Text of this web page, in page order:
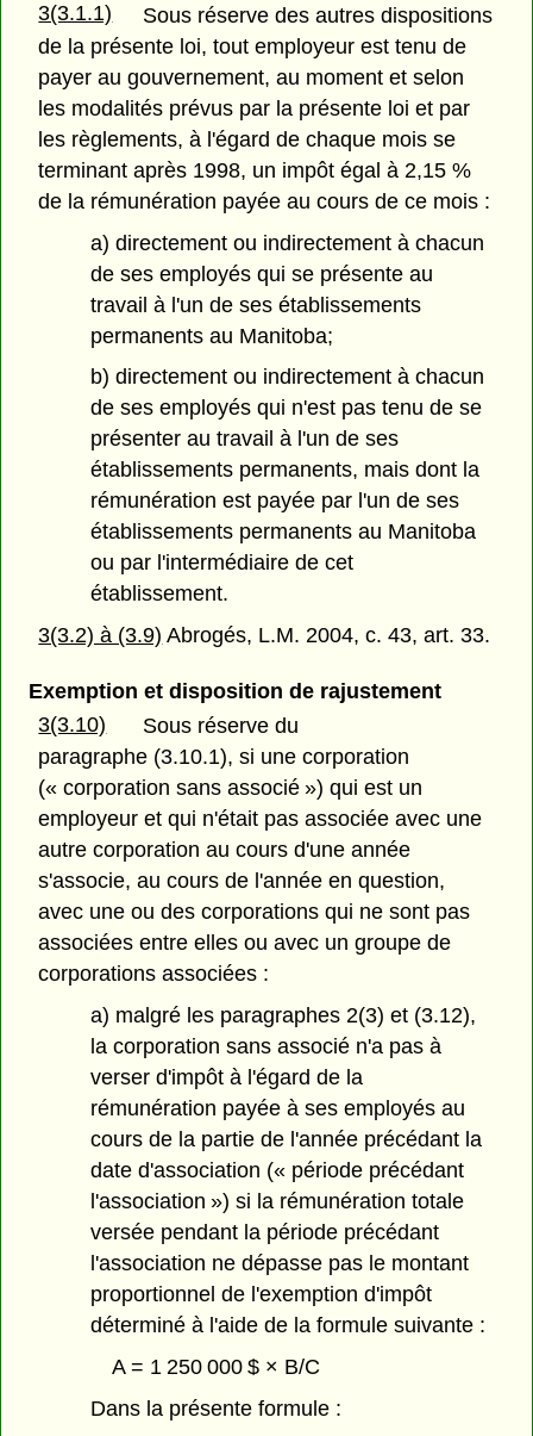
3(3.1.1)
Sous réserve des autres dispositions
de la présente loi, tout employeur est tenu de
payer au gouvernement, au moment et selon
les modalités prévus par la présente loi et par
les règlements, à l'égard de chaque mois se
terminant après 1998, un impôt égal à 2,15 %
de la rémunération payée au cours de ce mois :
a) directement ou indirectement à chacun
de ses employés qui se présente au
travail à l'un de ses établissements
permanents au Manitoba;
b) directement ou indirectement à chacun
de ses employés qui n'est pas tenu de se
présenter au travail à l'un de ses
établissements permanents, mais dont la
rémunération est payée par l'un de ses
établissements permanents au Manitoba
ou par l'intermédiaire de cet
établissement.
3(3.2) à (3.9) Abrogés, L.M. 2004, c. 43, art. 33.
Exemption et disposition de rajustement
3(3.10)
Sous réserve du
paragraphe (3.10.1), si une corporation
(« corporation sans associé ») qui est un
employeur et qui n'était pas associée avec une
autre corporation au cours d'une année
s'associe, au cours de l'année en question,
avec une ou des corporations qui ne sont pas
associées entre elles ou avec un groupe de
corporations associées :
a) malgré les paragraphes 2(3) et (3.12),
la corporation sans associé n'a pas à
verser d'impôt à l'égard de la
rémunération payée à ses employés au
cours de la partie de l'année précédant la
date d'association (« période précédant
l'association ») si la rémunération totale
versée pendant la période précédant
l'association ne dépasse pas le montant
proportionnel de l'exemption d'impôt
déterminé à l'aide de la formule suivante :
A = 1 250 000 $ × B/C
Dans la présente formule :